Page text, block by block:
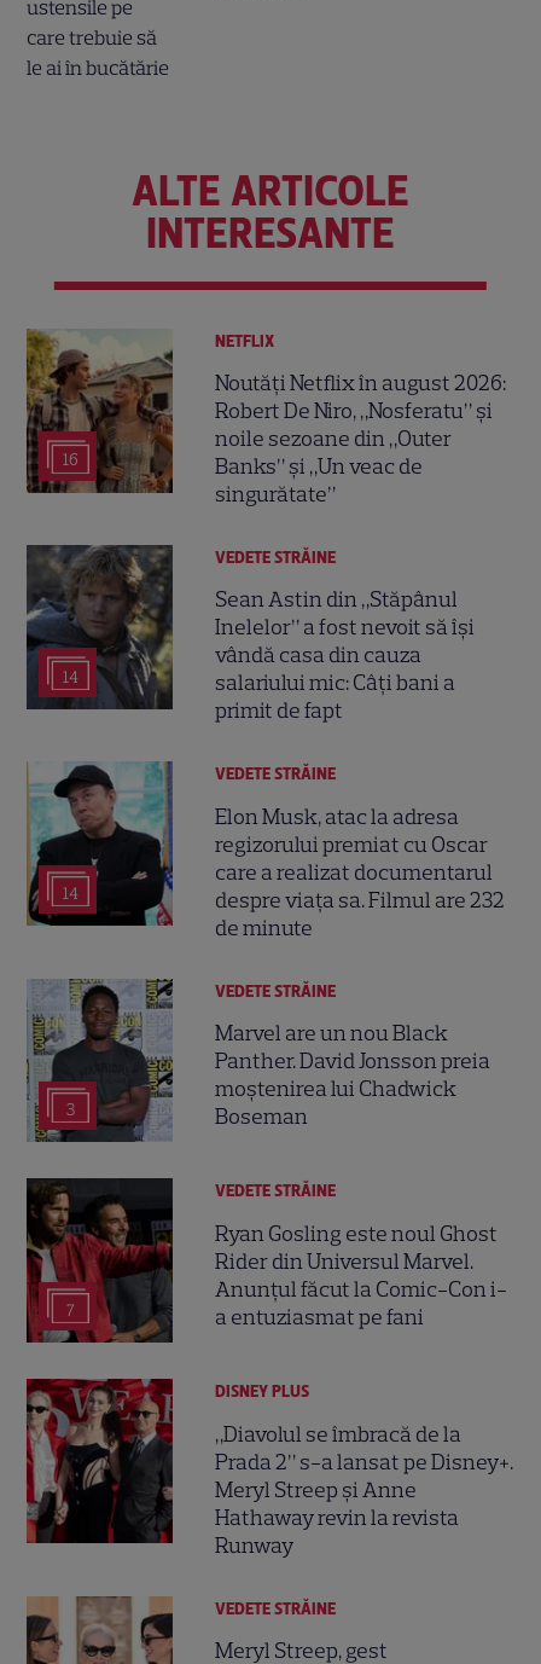
ALTE ARTICOLE
INTERESANTE
16
NETFLIX
Noutăți Netflix în august 2026:
Robert De Niro, „Nosferatu” și
noile sezoane din „Outer
Banks” și „Un veac de
singurătate”
14
VEDETE STRĂINE
Sean Astin din „Stăpânul
Inelelor” a fost nevoit să își
vândă casa din cauza
salariului mic: Câți bani a
primit de fapt
14
VEDETE STRĂINE
Elon Musk, atac la adresa
regizorului premiat cu Oscar
care a realizat documentarul
despre viața sa. Filmul are 232
de minute
3
VEDETE STRĂINE
Marvel are un nou Black
Panther. David Jonsson preia
moștenirea lui Chadwick
Boseman
7
VEDETE STRĂINE
Ryan Gosling este noul Ghost
Rider din Universul Marvel.
Anunțul făcut la Comic-Con i-
a entuziasmat pe fani
DISNEY PLUS
„Diavolul se îmbracă de la
Prada 2” s-a lansat pe Disney+.
Meryl Streep și Anne
Hathaway revin la revista
Runway
VEDETE STRĂINE
Meryl Streep, gest